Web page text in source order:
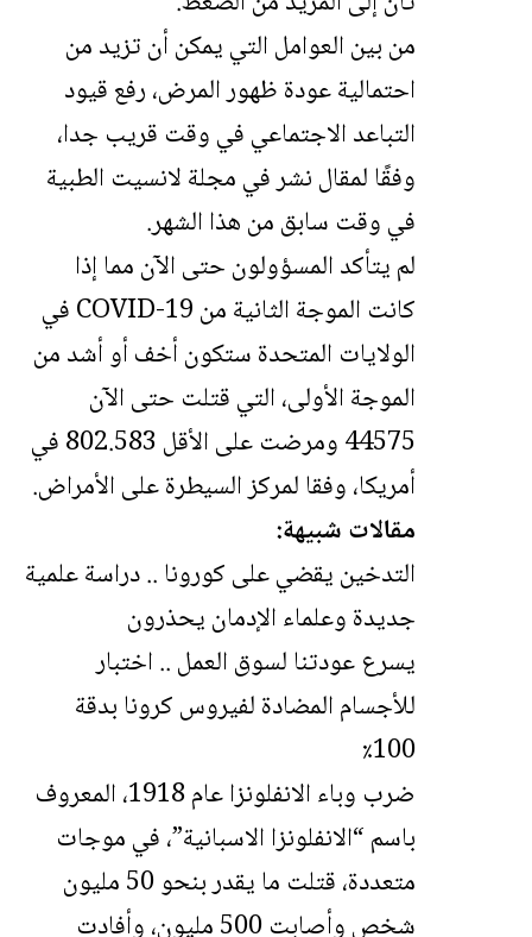
من بين العوامل التي يمكن أن تزيد من
احتمالية عودة ظهور المرض، رفع قيود
التباعد الاجتماعي في وقت قريب جدا،
وفقًا لمقال نشر في مجلة لانسيت الطبية
في وقت سابق من هذا الشهر.
لم يتأكد المسؤولون حتى الآن مما إذا
كانت الموجة الثانية من COVID-19 في
الولايات المتحدة ستكون أخف أو أشد من
الموجة الأولى، التي قتلت حتى الآن
44575 ومرضت على الأقل 802.583 في
أمريكا، وفقا لمركز السيطرة على الأمراض.
مقالات شبيهة:
التدخين يقضي على كورونا .. دراسة علمية
جديدة وعلماء الإدمان يحذرون
يسرع عودتنا لسوق العمل .. اختبار
للأجسام المضادة لفيروس كرونا بدقة
100٪
ضرب وباء الانفلونزا عام 1918، المعروف
باسم “الانفلونزا الاسبانية”، في موجات
متعددة، قتلت ما يقدر بنحو 50 مليون
شخص وأصابت 500 مليون، وأفادت